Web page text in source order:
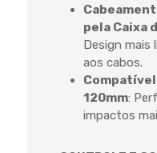
pela Caixa
Design mais
aos cabos.
Compatível
120mm:
impactos